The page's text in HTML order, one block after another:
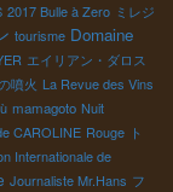
2017 Bulle à Zero ミレジ
tourisme Domaine
エイリアン・ダロス
噴火 La Revue des Vins
mamagoto Nuit
CAROLINE Rouge ト
Internationale de
Journaliste Mr.Hans フ